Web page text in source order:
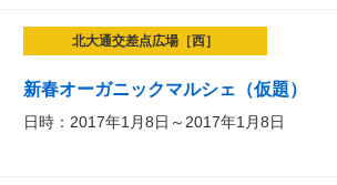
北大通交差点広場［西］
新春オーガニックマルシェ（仮題）
日時：2017年1月8日～2017年1月8日